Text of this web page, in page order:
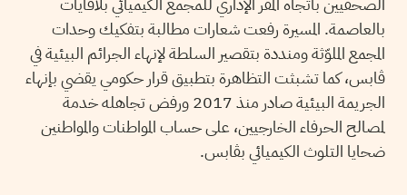
بالعاصمة. المسيرة رفعت شعارات مطالبة بتفكيك وحدات
المجمع الملوّثة ومنددة بتقصير السلطة لإنهاء الجرائم البيئية في
ڨابس، كما تشبثت التظاهرة بتطبيق قرار حكومي يقضي بإنهاء
الجريمة البيئية صادر منذ 2017 ورفض تجاهله خدمة
لمصالح الحرفاء الخارجيين، على حساب المواطنات والمواطنين
ضحايا التلوث الكيميائي بڨابس.